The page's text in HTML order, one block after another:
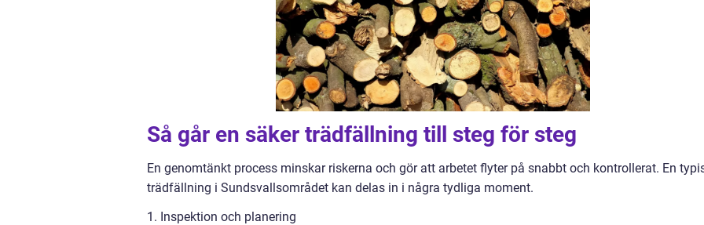
Så går en säker trädfällning till steg för steg
En genomtänkt process minskar riskerna och gör att arbetet flyter på snabbt och kontrollerat. En
trädfällning i Sundsvallsområdet kan delas in i några tydliga moment.
1. Inspektion och planering